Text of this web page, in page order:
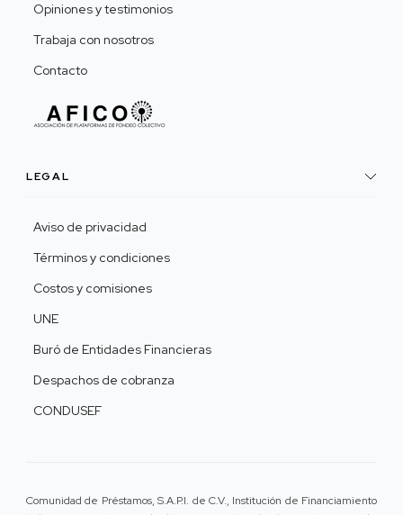
Opiniones y testimonios
Trabaja con nosotros
Contacto
LEGAL
Aviso de privacidad
Términos y condiciones
Costos y comisiones
UNE
Buró de Entidades Financieras
Despachos de cobranza
CONDUSEF
Comunidad de Préstamos, S.A.P.I. de C.V., Institución de Financiamiento